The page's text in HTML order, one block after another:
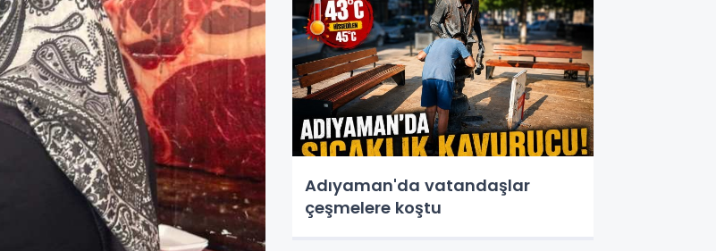
Adıyaman'da vatandaşlar
çeşmelere koştu